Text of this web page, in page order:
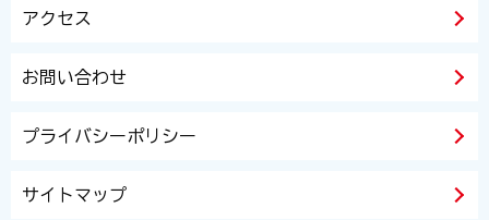
アクセス
お問い合わせ
プライバシーポリシー
サイトマップ